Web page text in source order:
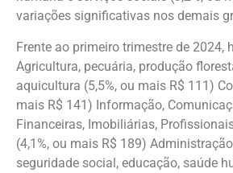
variações significativas nos demais
Frente ao primeiro trimestre de 2024,
Agricultura, pecuária, produção
aquicultura (5,5%, ou mais R$ 111)
mais R$ 141) Informação,
Financeiras, Imobiliárias,
(4,1%, ou mais R$ 189)
seguridade social, educação, saúde